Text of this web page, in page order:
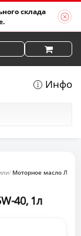
склада
Инфо
Моторное масло
40, 1л